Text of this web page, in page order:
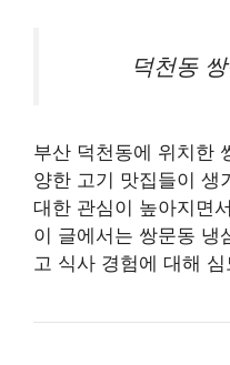
덕천동
부산 덕천동에 위치한
양한 고기 맛집들이 생
대한 관심이 높아지면
이 글에서는 쌍문동 냉
고 식사 경험에 대해